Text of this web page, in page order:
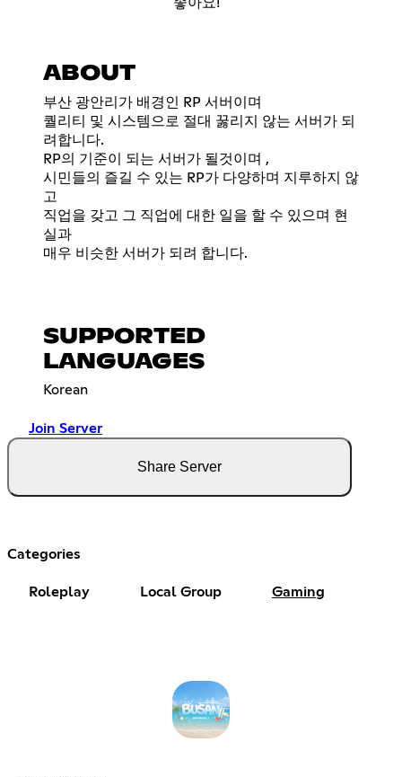
ABOUT
부산 광안리가 배경인 RP 서버이며
퀄리티 및 시스템으로 절대 꿇리지 않는 서버가 되
려합니다.
RP의 기준이 되는 서버가 될것이며 ,
시민들의 즐길 수 있는 RP가 다양하며 지루하지 않
고
직업을 갖고 그 직업에 대한 일을 할 수 있으며 현
실과
매우 비슷한 서버가 되려 합니다.
SUPPORTED
LANGUAGES
Korean
Join Server
Share Server
Categories
Roleplay Local Group Gaming